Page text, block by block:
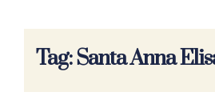
Tag:Santa Anna